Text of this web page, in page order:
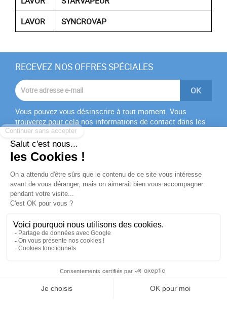
LAVOR
SYNCROVAP
RECEVEZ NOS OFFRES SPÉCIALES
Vous pouvez vous désinscrire à tout moment. Vous
trouverez pour cela nos informations de contact dans les
conditions d'utilisation du site.
J'accepte lesconditions générales
confidentialité
PRODUITS
NOTRE SOCIÉTÉ
VOTRE COMPTE